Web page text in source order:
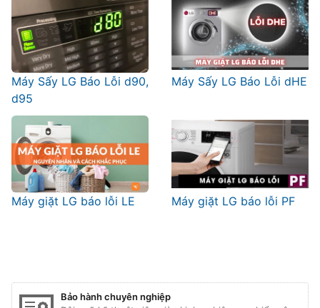
Máy Sấy LG Báo Lỗi d90,
d95
Máy Sấy LG Báo Lỗi dHE
Máy giặt LG báo lỗi LE Máy giặt LG báo lỗi PF
Bảo hành chuyên nghiệp